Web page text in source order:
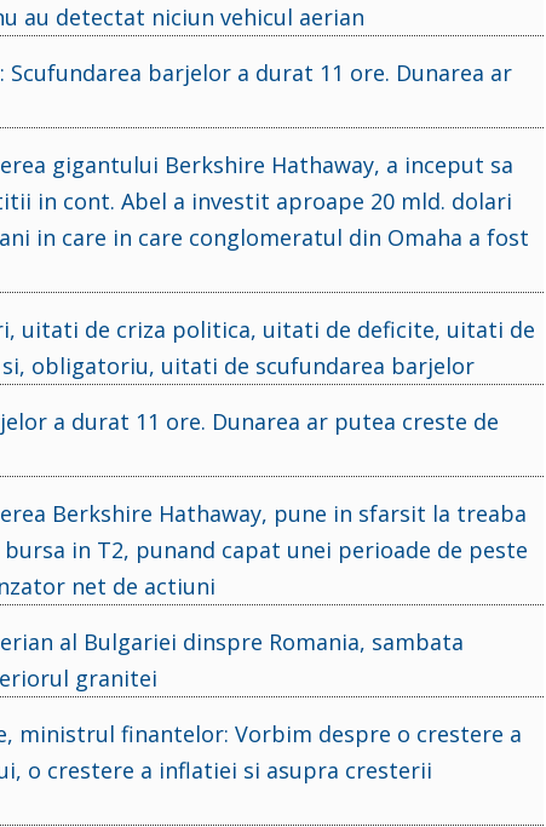
au detectat niciun vehicul aerian
barjelor a durat 11 ore. Dunarea ar
gigantului Berkshire Hathaway, a inceput sa
in cont. Abel a investit aproape 20 mld. dolari
in care in care conglomeratul din Omaha a fost
uitati de criza politica, uitati de deficite, uitati de
obligatoriu, uitati de scufundarea barjelor
a durat 11 ore. Dunarea ar putea creste de
Berkshire Hathaway, pune in sfarsit la treaba
in T2, punand capat unei perioade de peste
net de actiuni
al Bulgariei dinspre Romania, sambata
granitei
ministrul finantelor: Vorbim despre o crestere a
o crestere a inflatiei si asupra cresterii